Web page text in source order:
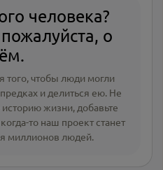
человека?
о
того, чтобы люди могли
и делиться ею. Не
историю жизни, добавьте
то наш проект станет
миллионов людей.